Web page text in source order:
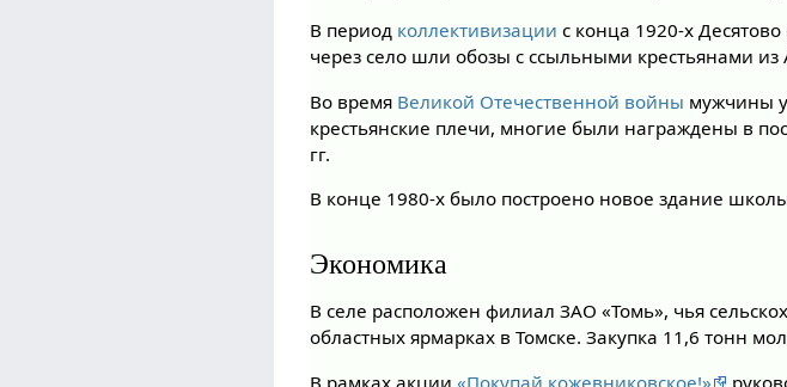
В период коллективизации с конца 1920-х
через село шли обозы с ссыльными крестьянами из
Во время Великой Отечественной войны мужчины
крестьянские плечи, многие были награждены в
гг.
В конце 1980-х было построено новое здание
Экономика
В селе расположен филиал ЗАО «Томь», чья
областных ярмарках в Томске. Закупка 11,6 тонн
В рамках акции«Покупай кожевниковское!»